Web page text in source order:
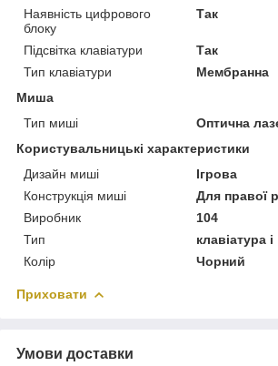
Наявність цифрового
блоку
Так
Підсвітка клавіатури
Так
Тип клавіатури
Мембранна
Миша
Тип миші
Оптична
Користувальницькі характеристики
Дизайн миші
Ігрова
Конструкція миші
Для правої
Виробник
104
Тип
клавіатура
Колір
Чорний
Приховати
Умови доставки